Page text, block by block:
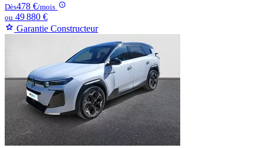
Dès478 €/mois
ou 49 880 €
Garantie Constructeur